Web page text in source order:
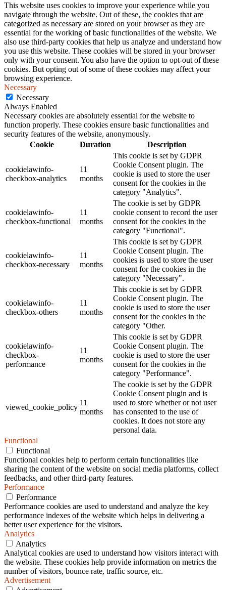
This website uses cookies to improve your experience while you
navigate through the website. Out of these, the cookies that are
categorized as necessary are stored on your browser as they are
essential for the working of basic functionalities of the website. We
also use third-party cookies that help us analyze and understand how
you use this website. These cookies will be stored in your browser
only with your consent. You also have the option to opt-out of these
cookies. But opting out of some of these cookies may affect your
browsing experience.
Necessary
Necessary
Always Enabled
Necessary cookies are absolutely essential for the website to
function properly. These cookies ensure basic functionalities and
security features of the website, anonymously.
Cookie
Duration Description
cookielawinfo-
checkbox-analytics
11
months
This cookie is set by GDPR
Cookie Consent plugin. The
cookie is used to store the user
consent for the cookies in the
category "Analytics".
cookielawinfo-
checkbox-functional
11
months
The cookie is set by GDPR
cookie consent to record the user
consent for the cookies in the
category "Functional".
cookielawinfo-
checkbox-necessary
11
months
This cookie is set by GDPR
Cookie Consent plugin. The
cookies is used to store the user
consent for the cookies in the
category "Necessary".
cookielawinfo-
checkbox-others
11
months
This cookie is set by GDPR
Cookie Consent plugin. The
cookie is used to store the user
consent for the cookies in the
category "Other.
cookielawinfo-
checkbox-
performance
11
months
This cookie is set by GDPR
Cookie Consent plugin. The
cookie is used to store the user
consent for the cookies in the
category "Performance".
viewed_cookie_policy
11
months
The cookie is set by the GDPR
Cookie Consent plugin and is
used to store whether or not user
has consented to the use of
cookies. It does not store any
personal data.
Functional
Functional
Functional cookies help to perform certain functionalities like
sharing the content of the website on social media platforms, collect
feedbacks, and other third-party features.
Performance
Performance
Performance cookies are used to understand and analyze the key
performance indexes of the website which helps in delivering a
better user experience for the visitors.
Analytics
Analytics
Analytical cookies are used to understand how visitors interact with
the website. These cookies help provide information on metrics the
number of visitors, bounce rate, traffic source, etc.
Advertisement